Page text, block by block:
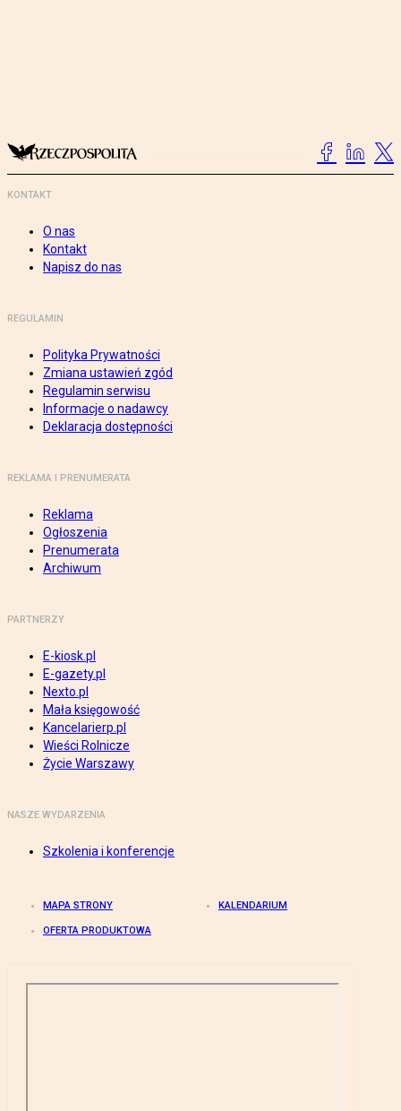
KONTAKT
O nas
Kontakt
Napisz do nas
REGULAMIN
Polityka Prywatności
Zmiana ustawień zgód
Regulamin serwisu
Informacje o nadawcy
Deklaracja dostępności
REKLAMA I PRENUMERATA
Reklama
Ogłoszenia
Prenumerata
Archiwum
PARTNERZY
E-kiosk.pl
E-gazety.pl
Nexto.pl
Mała księgowość
Kancelarierp.pl
Wieści Rolnicze
Życie Warszawy
NASZE WYDARZENIA
Szkolenia i konferencje
MAPA STRONY KALENDARIUM
OFERTA PRODUKTOWA